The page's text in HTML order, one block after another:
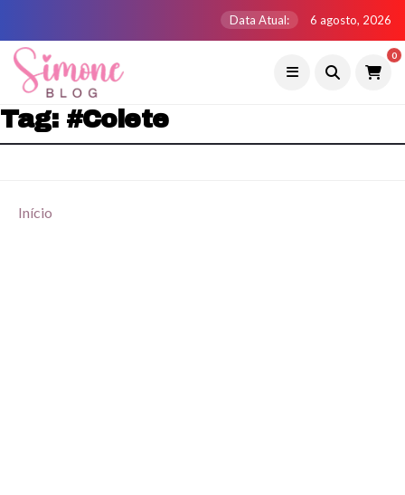
Data Atual: 6 agosto, 2026
0
Tag: #colete
Início